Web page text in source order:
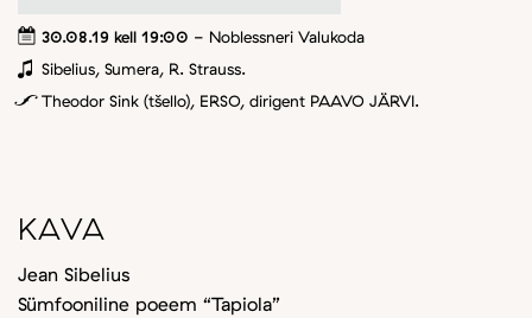
30.08.19 kell 19:00 - Noblessneri Valukoda
Sibelius, Sumera, R. Strauss.
Theodor Sink (tšello), ERSO, dirigent PAAVO JÄRVI.
KAVA
Jean Sibelius
Sümfooniline poeem “Tapiola”